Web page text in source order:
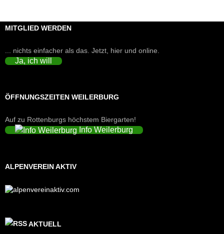
MITGLIED WERDEN
... nichts einfacher als das. Jetzt, hier und online.
Ja, ich will
ÖFFNUNGSZEITEN WEILERBURG
Auf zu Rottenburgs höchstem Biergarten!
Info Weilerburg
ALPENVEREIN AKTIV
AKTUELL